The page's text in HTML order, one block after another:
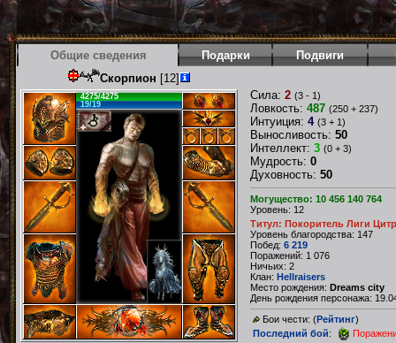
Общие сведения Подарки Подвиги
Скорпион [12]
4275/4275
19/19
Сила: 2 (3 - 1)
Ловкость: 487 (250 + 237)
Интуиция: 4 (3 + 1)
Выносливость: 50
Интеллект: 3 (0 + 3)
Мудрость: 0
Духовность: 50
Могущество: 10 456 140 764
Уровень: 12
Титул: Покоритель Лиги
Уровень благородства: 147
Побед: 6 219
Поражений: 1 076
Ничьих: 2
Клан: Hellraisers
Место рождения: Dreams city
День рождения персонажа:
Бои чести: (Рейтинг)
Последний бой: